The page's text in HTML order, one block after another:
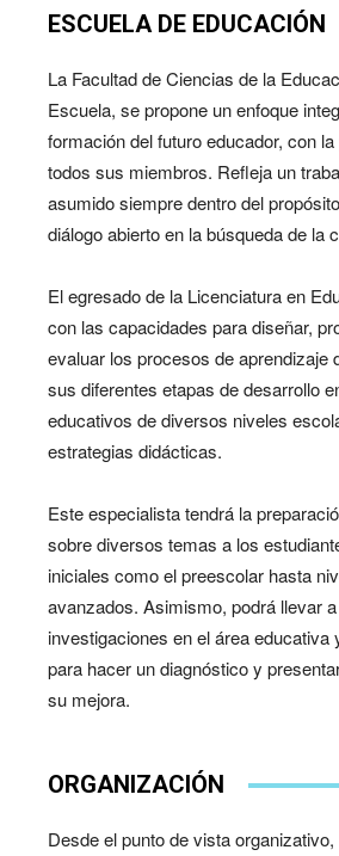
ESCUELA DE EDUCACIÓN
La Facultad de Ciencias de la
Escuela, se propone un enfoque
formación del futuro educador, con
todos sus miembros. Refleja un
asumido siempre dentro del
diálogo abierto en la búsqueda de la
El egresado de la Licenciatura en
con las capacidades para diseñar,
evaluar los procesos de aprendizaje
sus diferentes etapas de desarrollo
educativos de diversos niveles
estrategias didácticas.
Este especialista tendrá la
sobre diversos temas a los
iniciales como el preescolar hasta
avanzados. Asimismo, podrá llevar
investigaciones en el área educativa
para hacer un diagnóstico y
su mejora.
ORGANIZACIÓN
Desde el punto de vista